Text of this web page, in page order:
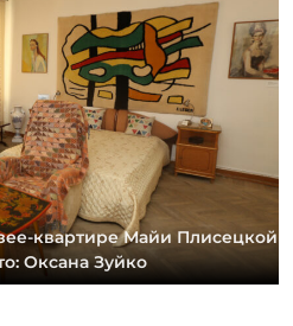
квартире Майи Плисецкой
Оксана Зуйко